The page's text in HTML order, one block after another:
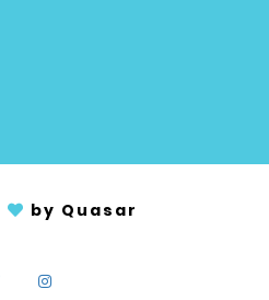
by Quasar